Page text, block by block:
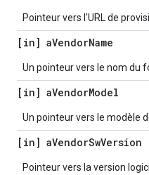
Pointeur vers l'URL de
[in] aVendorName
Un pointeur vers le nom du
[in] aVendorModel
Un pointeur vers le modèle
[in] aVendorSwVersion
Pointeur vers la version